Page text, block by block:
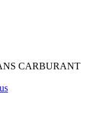
CARBURANT